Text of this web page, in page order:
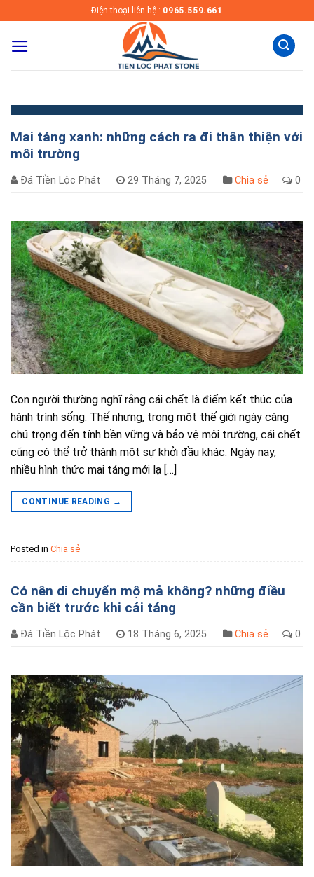
to
content
Điện thoại liên hệ : 0965.559.661
Mai táng xanh: những cách ra đi thân thiện với
môi trường
Đá Tiền Lộc Phát 29 Tháng 7, 2025 Chia sẻ 0
Con người thường nghĩ rằng cái chết là điểm kết thúc của
hành trình sống. Thế nhưng, trong một thế giới ngày càng
chú trọng đến tính bền vững và bảo vệ môi trường, cái chết
cũng có thể trở thành một sự khởi đầu khác. Ngày nay,
nhiều hình thức mai táng mới lạ […]
CONTINUE READING →
Posted in Chia sẻ
Có nên di chuyển mộ mả không? những điều
cần biết trước khi cải táng
Đá Tiền Lộc Phát 18 Tháng 6, 2025 Chia sẻ 0